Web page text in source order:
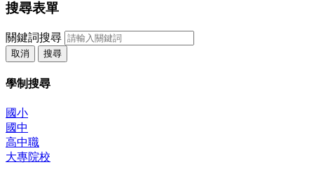
搜尋表單
關鍵詞搜尋
取消 搜尋
學制搜尋
國小
國中
高中職
大專院校